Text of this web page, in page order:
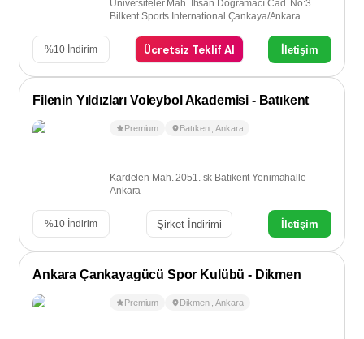
Üniversiteler Mah. İhsan Doğramacı Cad. No:3
Bilkent Sports International Çankaya/Ankara
%10 İndirim Ücretsiz Teklif Al İletişim
Filenin Yıldızları Voleybol Akademisi - Batıkent
Premium Batıkent ,Ankara
Kardelen Mah. 2051. sk Batıkent Yenimahalle -
Ankara
%10 İndirim Şirket İndirimi İletişim
Ankara Çankayagücü Spor Kulübü - Dikmen
Premium Dikmen ,Ankara